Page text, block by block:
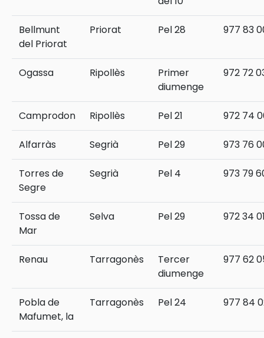
Bellmunt
del Priorat
Priorat Pel 28 977 83
Ogassa Ripollès
Primer
diumenge
972 72
Camprodon Ripollès Pel 21 972 74
Alfarràs Segrià Pel 29 973 76
Torres de
Segre
Segrià Pel 4 973 79
Tossa de
Mar
Selva Pel 29 972 34
Renau Tarragonès
Tercer
diumenge
977 62
Pobla de
Mafumet, la
Tarragonès Pel 24 977 84